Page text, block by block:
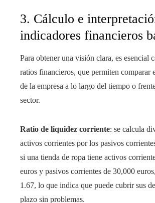
3. Cálculo e
indicadores financieros
Para obtener una visión clara, es esencial
ratios financieros, que permiten comparar
de la empresa a lo largo del tiempo o
sector.
Ratio de liquidez corriente: se calcula
activos corrientes por los pasivos
si una tienda de ropa tiene activos
euros y pasivos corrientes de 30,000
1.67, lo que indica que puede cubrir sus
plazo sin problemas.